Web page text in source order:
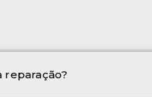
reparação?